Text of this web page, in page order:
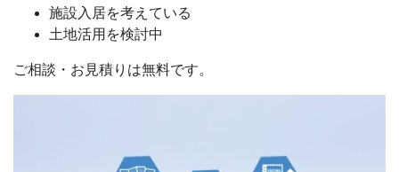
施設入居を考えている
土地活用を検討中
ご相談・お見積りは無料です。